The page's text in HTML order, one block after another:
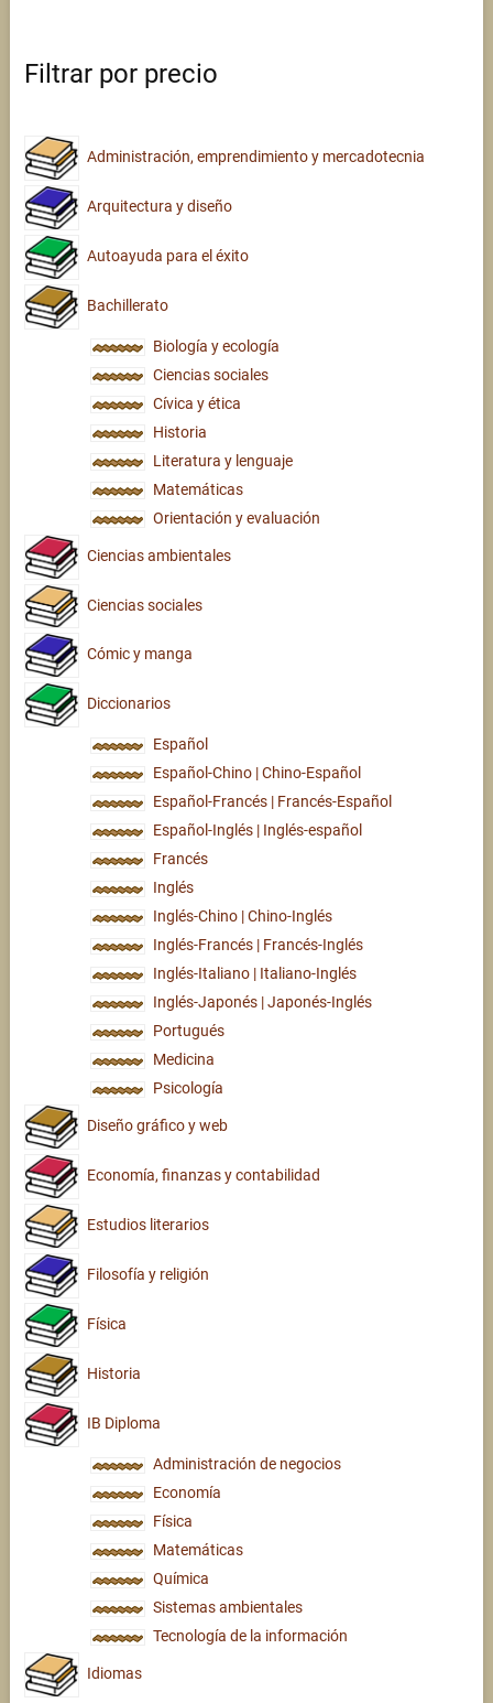
Filtrar por precio
Administración, emprendimiento y mercadotecnia
Arquitectura y diseño
Autoayuda para el éxito
Bachillerato
Biología y ecología
Ciencias sociales
Cívica y ética
Historia
Literatura y lenguaje
Matemáticas
Orientación y evaluación
Ciencias ambientales
Ciencias sociales
Cómic y manga
Diccionarios
Español
Español-Chino | Chino-Español
Español-Francés | Francés-Español
Español-Inglés | Inglés-español
Francés
Inglés
Inglés-Chino | Chino-Inglés
Inglés-Francés | Francés-Inglés
Inglés-Italiano | Italiano-Inglés
Inglés-Japonés | Japonés-Inglés
Portugués
Medicina
Psicología
Diseño gráfico y web
Economía, finanzas y contabilidad
Estudios literarios
Filosofía y religión
Física
Historia
IB Diploma
Administración de negocios
Economía
Física
Matemáticas
Química
Sistemas ambientales
Tecnología de la información
Idiomas